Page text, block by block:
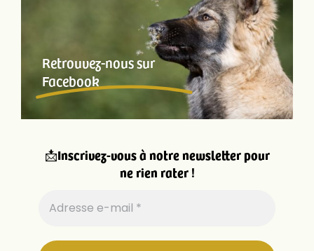
Retrouvez-nous sur
Facebook
📩Inscrivez-vous à notre newsletter pour
ne rien rater !